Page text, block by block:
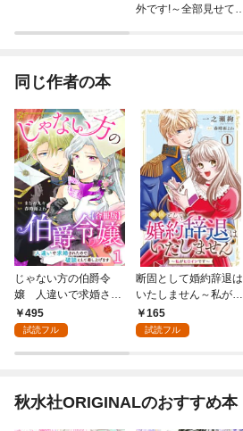
外です!～全部見せて
同じ作者の本
じゃない方の伯爵令
嬢 人違いで求婚され
たので破談にして差し
上げます【合冊版】1
495
試読フル
断固として婚約辞退は
いたしません～私がヒ
ロインです～ 1【電子
版特典付き】
165
試読フル
秋水社ORIGINALのおすすめ本